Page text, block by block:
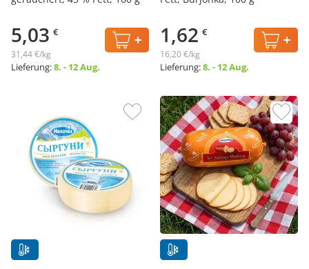
5,03 €
31,44 €/kg
Lieferung:8. - 12 Aug.
1,62 €
16,20 €/kg
Lieferung:8. - 12 Aug.